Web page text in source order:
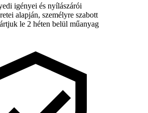
igényei és nyílászárói
alapján, személyre szabott
le 2 héten belül műanyag